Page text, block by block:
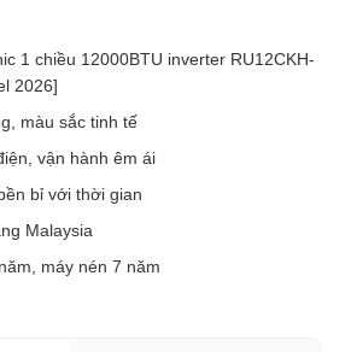
1 chiều 12000BTU inverter RU12CKH-
2026]
màu sắc tinh tế
vận hành êm ái
bỉ với thời gian
Malaysia
máy nén 7 năm